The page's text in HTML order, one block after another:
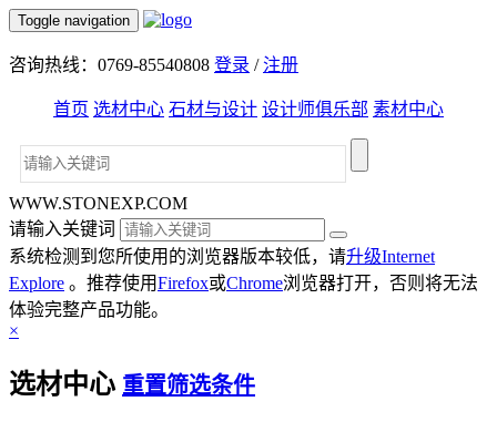
Toggle navigation
咨询热线：0769-85540808 登录 /注册
首页 选材中心 石材与设计 设计师俱乐部 素材中心
WWW.STONEXP.COM
请输入关键词
系统检测到您所使用的浏览器版本较低，请升级Internet
Explore 。推荐使用Firefox或Chrome浏览器打开，否则将无法
体验完整产品功能。
×
选材中心 重置筛选条件